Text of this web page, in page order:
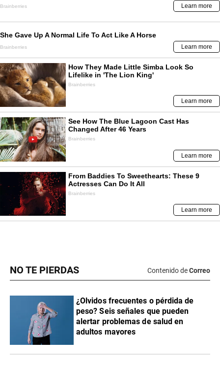
NO TE PIERDAS Contenido deCorreo
¿Olvidos frecuentes o pérdida de
peso? Seis señales que pueden
alertar problemas de salud en
adultos mayores